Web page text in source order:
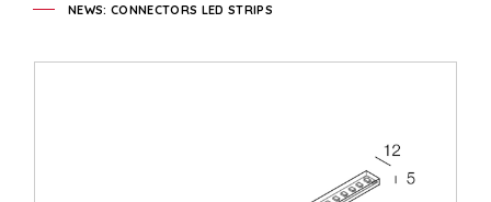
NEWS: CONNECTORS LED STRIPS